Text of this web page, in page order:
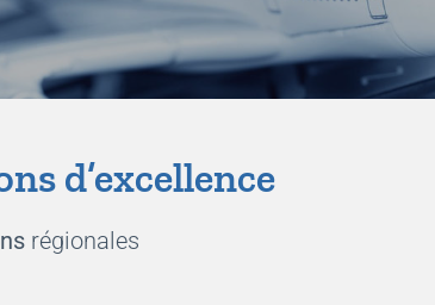
d’excellence
régionales